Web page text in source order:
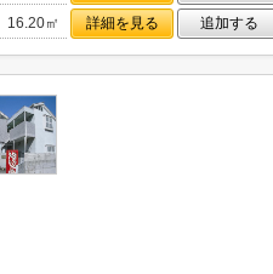
16.20㎡ 詳細を見る 追加する